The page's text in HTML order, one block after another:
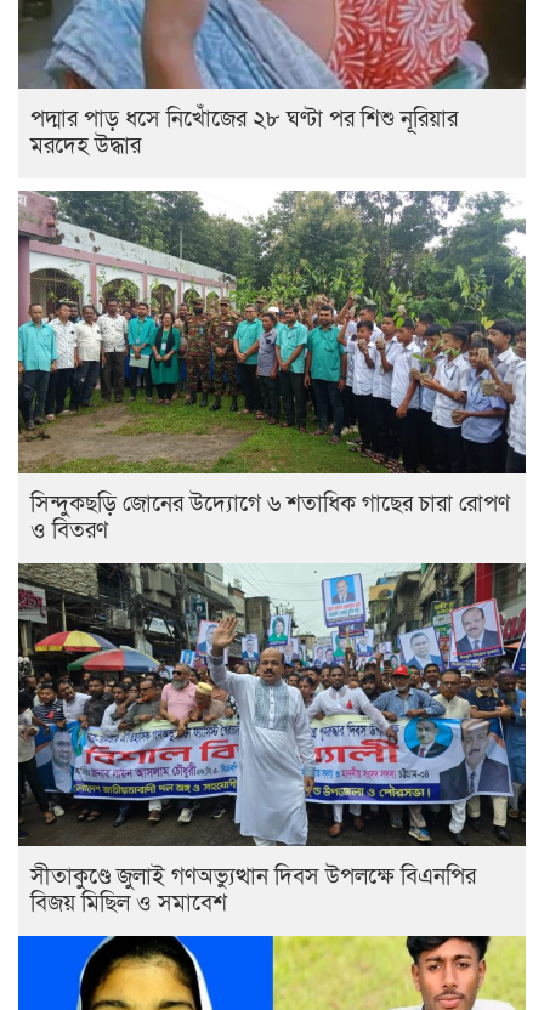
পদ্মার পাড় ধসে নিখোঁজের ২৮ ঘণ্টা পর শিশু নূরিয়ার
মরদেহ উদ্ধার
সিন্দুকছড়ি জোনের উদ্যোগে ৬ শতাধিক গাছের চারা রোপণ
ও বিতরণ
সীতাকুণ্ডে জুলাই গণঅভ্যুত্থান দিবস উপলক্ষে বিএনপির
বিজয় মিছিল ও সমাবেশ